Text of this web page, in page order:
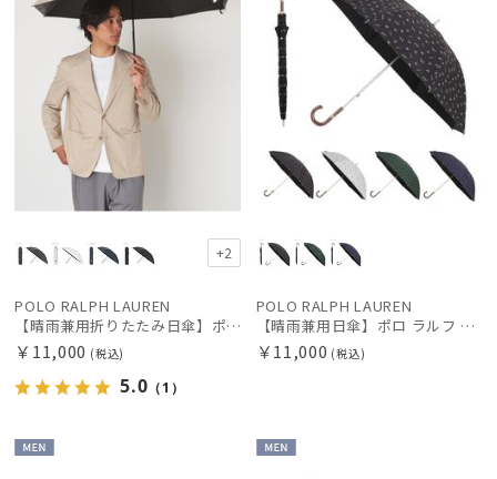
カラー
価格・割引率
在庫表示
販売状況
入荷状況
+2
POLO RALPH LAUREN
【晴雨兼用折りたたみ日傘】ポロ ラルフ ローレン (POLO RALPH LAUREN) ポロポニー刺繍 雨の日OK 一級遮光99.99% 遮熱 UV 晴雨兼用
￥11,000 (税込)
5.0 （1）
POLO RALPH LAUREN
【晴雨兼用日傘】ポロ ラルフ ローレン (POLO RALPH LAUREN) 馬具 雨の日OK 軽量 一級遮光99.99% 遮熱 UV 晴雨兼用
￥11,000 (税込)